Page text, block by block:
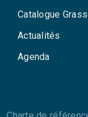
Catalogue
Actualités
Agenda